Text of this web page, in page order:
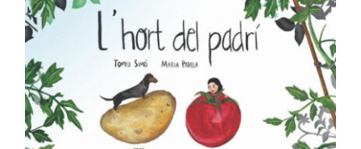
AFEGEIX A LA CISTELLA
DETALLS